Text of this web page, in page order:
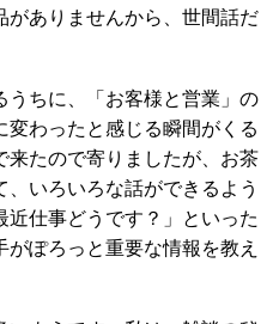
がありませんから、世間話だ
うちに、「お客様と営業」の
わったと感じる瞬間がくる
来たので寄りましたが、お茶
いろいろな話ができるよう
仕事どうです？」といった
ぽろっと重要な情報を教え